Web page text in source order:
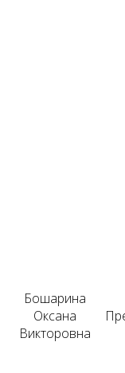
Бошарина
Оксана
Викторовна